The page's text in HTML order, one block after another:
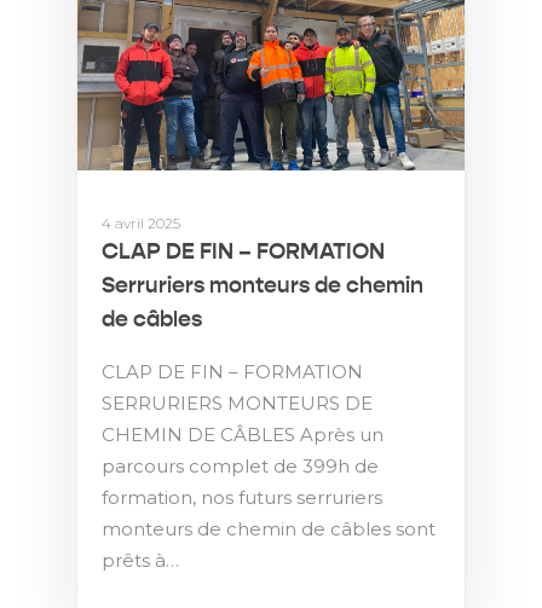
4 avril 2025
CLAP DE FIN – FORMATION
Serruriers monteurs de chemin
de câbles
CLAP DE FIN – FORMATION
SERRURIERS MONTEURS DE
CHEMIN DE CÂBLES Après un
parcours complet de 399h de
formation, nos futurs serruriers
monteurs de chemin de câbles sont
prêts à…